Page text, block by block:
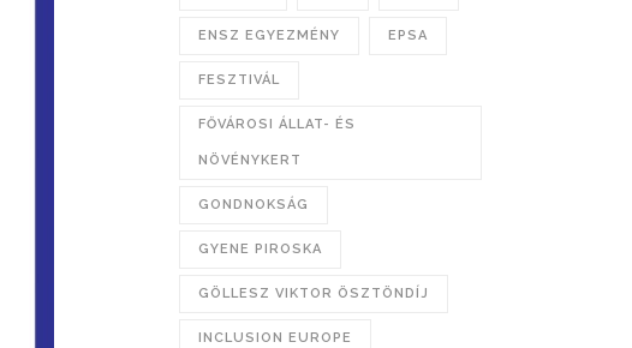
ENSZ EGYEZMÉNY EPSA
FESZTIVÁL
FŐVÁROSI ÁLLAT- ÉS
NÖVÉNYKERT
GONDNOKSÁG
GYENE PIROSKA
GÖLLESZ VIKTOR ÖSZTÖNDÍJ
INCLUSION EUROPE